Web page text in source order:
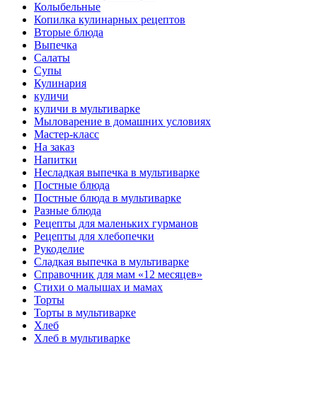
Колыбельные
Копилка кулинарных рецептов
Вторые блюда
Выпечка
Салаты
Супы
Кулинария
куличи
куличи в мультиварке
Мыловарение в домашних условиях
Мастер-класс
На заказ
Напитки
Несладкая выпечка в мультиварке
Постные блюда
Постные блюда в мультиварке
Разные блюда
Рецепты для маленьких гурманов
Рецепты для хлебопечки
Рукоделие
Сладкая выпечка в мультиварке
Справочник для мам «12 месяцев»
Стихи о малышах и мамах
Торты
Торты в мультиварке
Хлеб
Хлеб в мультиварке